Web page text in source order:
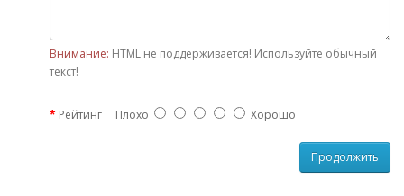
Внимание: HTML не поддерживается! Используйте обычный
текст!
Рейтинг Плохо Хорошо
Продолжить